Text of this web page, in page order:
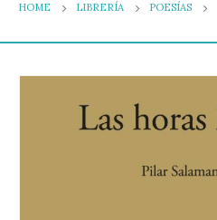
HOME LIBRERÍA POESÍAS